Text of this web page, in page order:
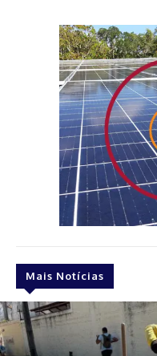
Mais Notícias